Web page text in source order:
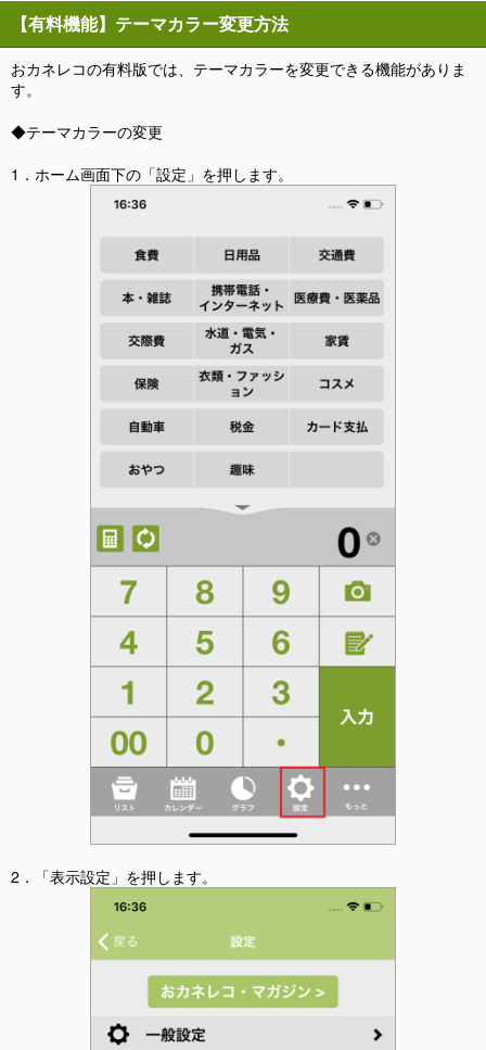
【有料機能】テーマカラー変更方法
おカネレコの有料版では、テーマカラーを変更できる機能がありま
す。
◆テーマカラーの変更
1．ホーム画面下の「設定」を押します。
2．「表示設定」を押します。